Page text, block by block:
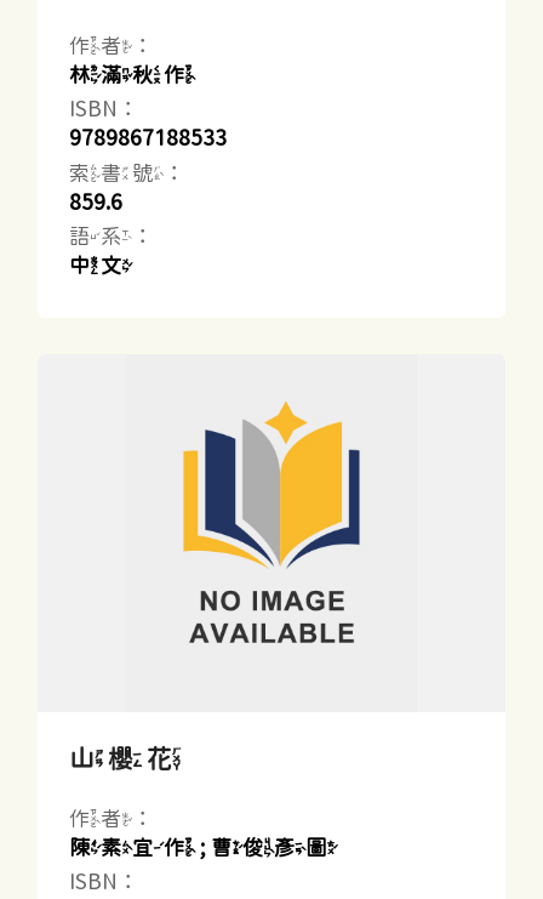
作者：
林滿秋作
ISBN：
9789867188533
索書號：
859.6
語系：
中文
山櫻花
作者：
陳素宜作 ; 曹俊彥圖
ISBN：